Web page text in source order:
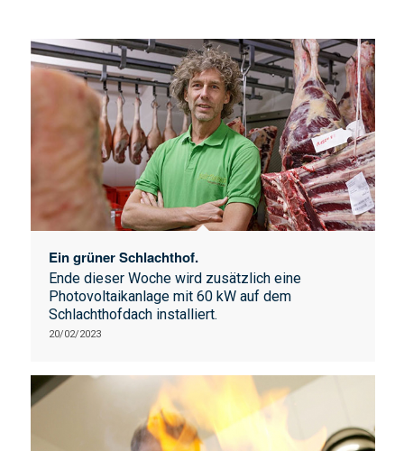
Ein grüner Schlachthof.
Ende dieser Woche wird zusätzlich eine
Photovoltaikanlage mit 60 kW auf dem
Schlachthofdach installiert.
20/02/2023